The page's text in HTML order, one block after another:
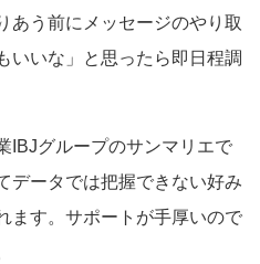
あう前にメッセージのやり取
いいな」と思ったら即日程調
IBJグループのサンマリエで
データでは把握できない好み
ます。サポートが手厚いので